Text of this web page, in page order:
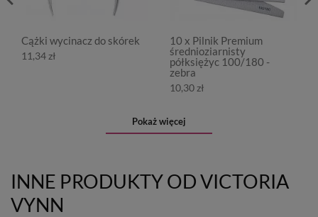
Cążki wycinacz do skórek
11,34 zł
10 x Pilnik Premium
średnioziarnisty
półksiężyc 100/180 -
zebra
10,30 zł
Pokaż więcej
INNE PRODUKTY OD VICTORIA
VYNN